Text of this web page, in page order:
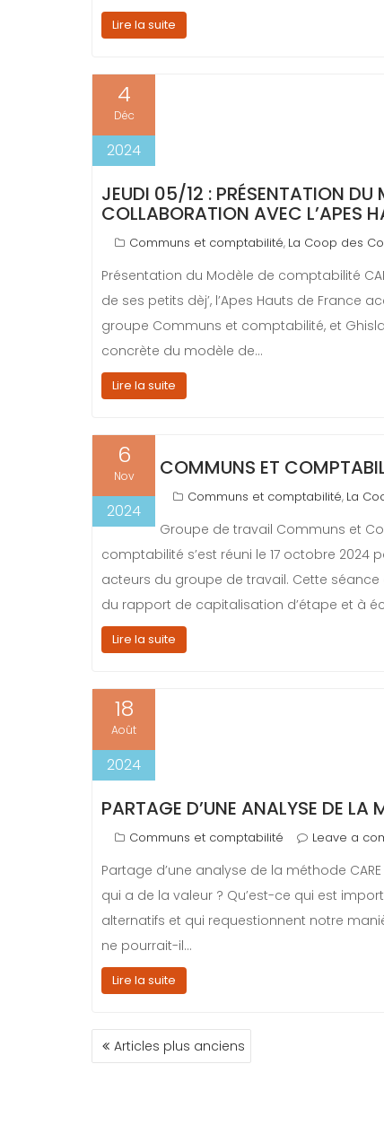
Lire la suite
4
Déc
2024
JEUDI 05/12 : PRÉSENTATION DU
COLLABORATION AVEC L’APES
Communs et comptabilité, La Coop des
Présentation du Modèle de comptabilité
de ses petits dèj’, l’Apes Hauts de France
groupe Communs et comptabilité, et
concrète du modèle de…
Lire la suite
6
Nov
2024
COMMUNS ET
Communs et comptabilité, La
Groupe de travail Communs et
comptabilité s’est réuni le 17 octobre 2024
acteurs du groupe de travail. Cette
du rapport de capitalisation d’étape et à
Lire la suite
18
Août
2024
PARTAGE D’UNE ANALYSE DE
Communs et comptabilité Leave a
Partage d’une analyse de la méthode
qui a de la valeur ? Qu’est-ce qui est
alternatifs et qui requestionnent notre
ne pourrait-il…
Lire la suite
N Articles plus anciens